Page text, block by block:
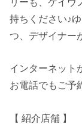
持ちください♪
つ、デザイナー
インターネット
お電話でもご予
【 紹介店舗 】